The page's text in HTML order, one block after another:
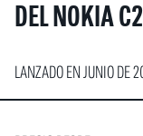
DEL NOKIA
LANZADO EN JUNIO DE